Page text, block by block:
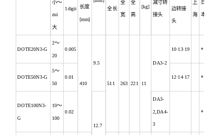
长度
[mm]
[kg]
小～
zui
大
1digit 全长
全
宽
全
高
减寸转
接头
边转接
头
上
海
日
本
DOTE20N3-G
2～
20
0.005
410
9.5
511 263 221 11
DA3-2
10·13·19 *
DOTE50N3-G
5～
50
0.01 12·14·17 *
DOTE100N3-
G
10～
100
0.02
12.7
DA3-
2,DA4-
3
*